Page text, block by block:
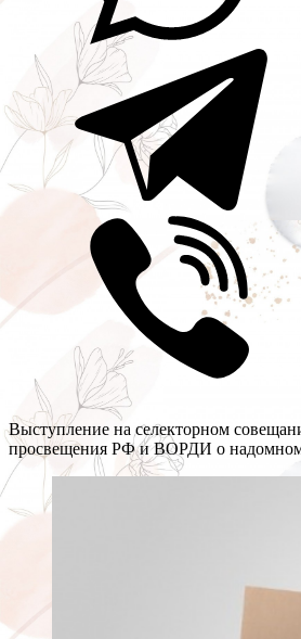
Выступление на селекторном
просвещения РФ и ВОРДИ о